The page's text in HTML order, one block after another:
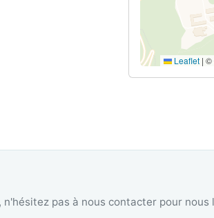
Leaflet | ©
pas à nous contacter pour nous